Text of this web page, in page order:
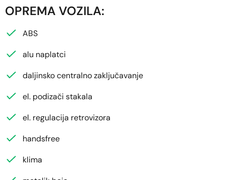
OPREMA VOZILA:
ABS
alu naplatci
daljinsko centralno zaključavanje
el. podizači stakala
el. regulacija retrovizora
handsfree
klima